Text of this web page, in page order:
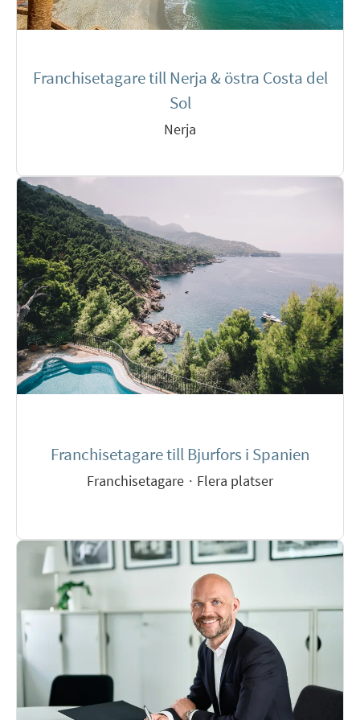
Franchisetagare till Nerja & östra Costa del
Sol
Nerja
Franchisetagare till Bjurfors i Spanien
Franchisetagare · Flera platser